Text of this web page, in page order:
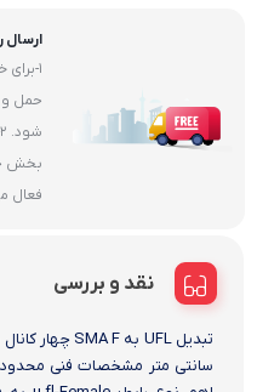
ارسال
حمل و
بخش
فعال
نقد و بررسی